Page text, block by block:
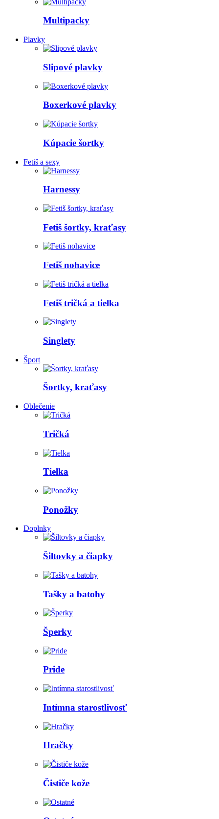
Multipacky
Plavky
Slipové plavky
Boxerkové plavky
Kúpacie šortky
Fetiš a sexy
Harnessy
Fetiš šortky, kraťasy
Fetiš nohavice
Fetiš tričká a tielka
Singlety
Šport
Šortky, kraťasy
Oblečenie
Tričká
Tielka
Ponožky
Doplnky
Šiltovky a čiapky
Tašky a batohy
Šperky
Pride
Intímna starostlivosť
Hračky
Čističe kože